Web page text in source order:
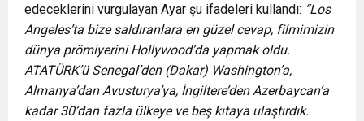
edeceklerini vurgulayan Ayar şu ifadeleri kullandı: “Los
Angeles’ta bize saldıranlara en güzel cevap, filmimizin
dünya prömiyerini Hollywood’da yapmak oldu.
ATATÜRK’ü Senegal’den (Dakar) Washington’a,
Almanya’dan Avusturya’ya, İngiltere’den Azerbaycan’a
kadar 30’dan fazla ülkeye ve beş kıtaya ulaştırdık.